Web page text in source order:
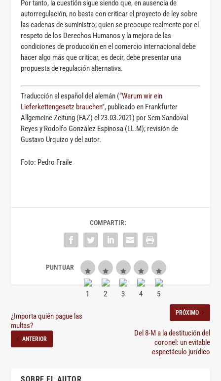
Por tanto, la cuestión sigue siendo que, en ausencia de
autorregulación, no basta con criticar el proyecto de ley sobre
las cadenas de suministro; quien se preocupe realmente por el
respeto de los Derechos Humanos y la mejora de las
condiciones de producción en el comercio internacional debe
hacer algo más que criticar, es decir, debe presentar una
propuesta de regulación alternativa.
Traducción al español del alemán (“Warum wir ein
Lieferkettengesetz brauchen”, publicado en Frankfurter
Allgemeine Zeitung (FAZ) el 23.03.2021) por Sem Sandoval
Reyes y Rodolfo González Espinosa (LL.M); revisión de
Gustavo Urquizo y del autor.
Foto: Pedro Fraile
COMPARTIR:
¿Importa quién pague las
multas?
ANTERIOR
PRÓXIMO
Del 8-M a la destitución del
coronel: un evitable
espectáculo jurídico
SOBRE EL AUTOR